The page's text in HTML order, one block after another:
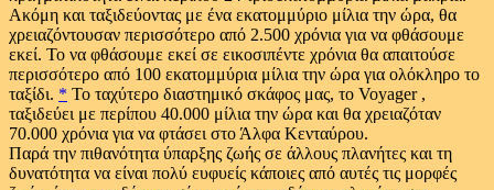
Ακόμη και ταξιδεύοντας με ένα εκατομμύριο μίλια την ώρα, θα
χρειαζόντουσαν περισσότερο από 2.500 χρόνια για να φθάσουμε
εκεί. Το να φθάσουμε εκεί σε εικοσιπέντε χρόνια θα απαιτούσε
περισσότερο από 100 εκατομμύρια μίλια την ώρα για ολόκληρο το
ταξίδι. * Το ταχύτερο διαστημικό σκάφος μας, το Voyager ,
ταξιδεύει με περίπου 40.000 μίλια την ώρα και θα χρειαζόταν
70.000 χρόνια για να φτάσει στο Άλφα Κενταύρου.
Παρά την πιθανότητα ύπαρξης ζωής σε άλλους πλανήτες και τη
δυνατότητα να είναι πολύ ευφυείς κάποιες από αυτές τις μορφές